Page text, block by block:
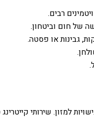
רבים.
של חום וביטחון.
גבינות או פסטה.
למזון. שירותי